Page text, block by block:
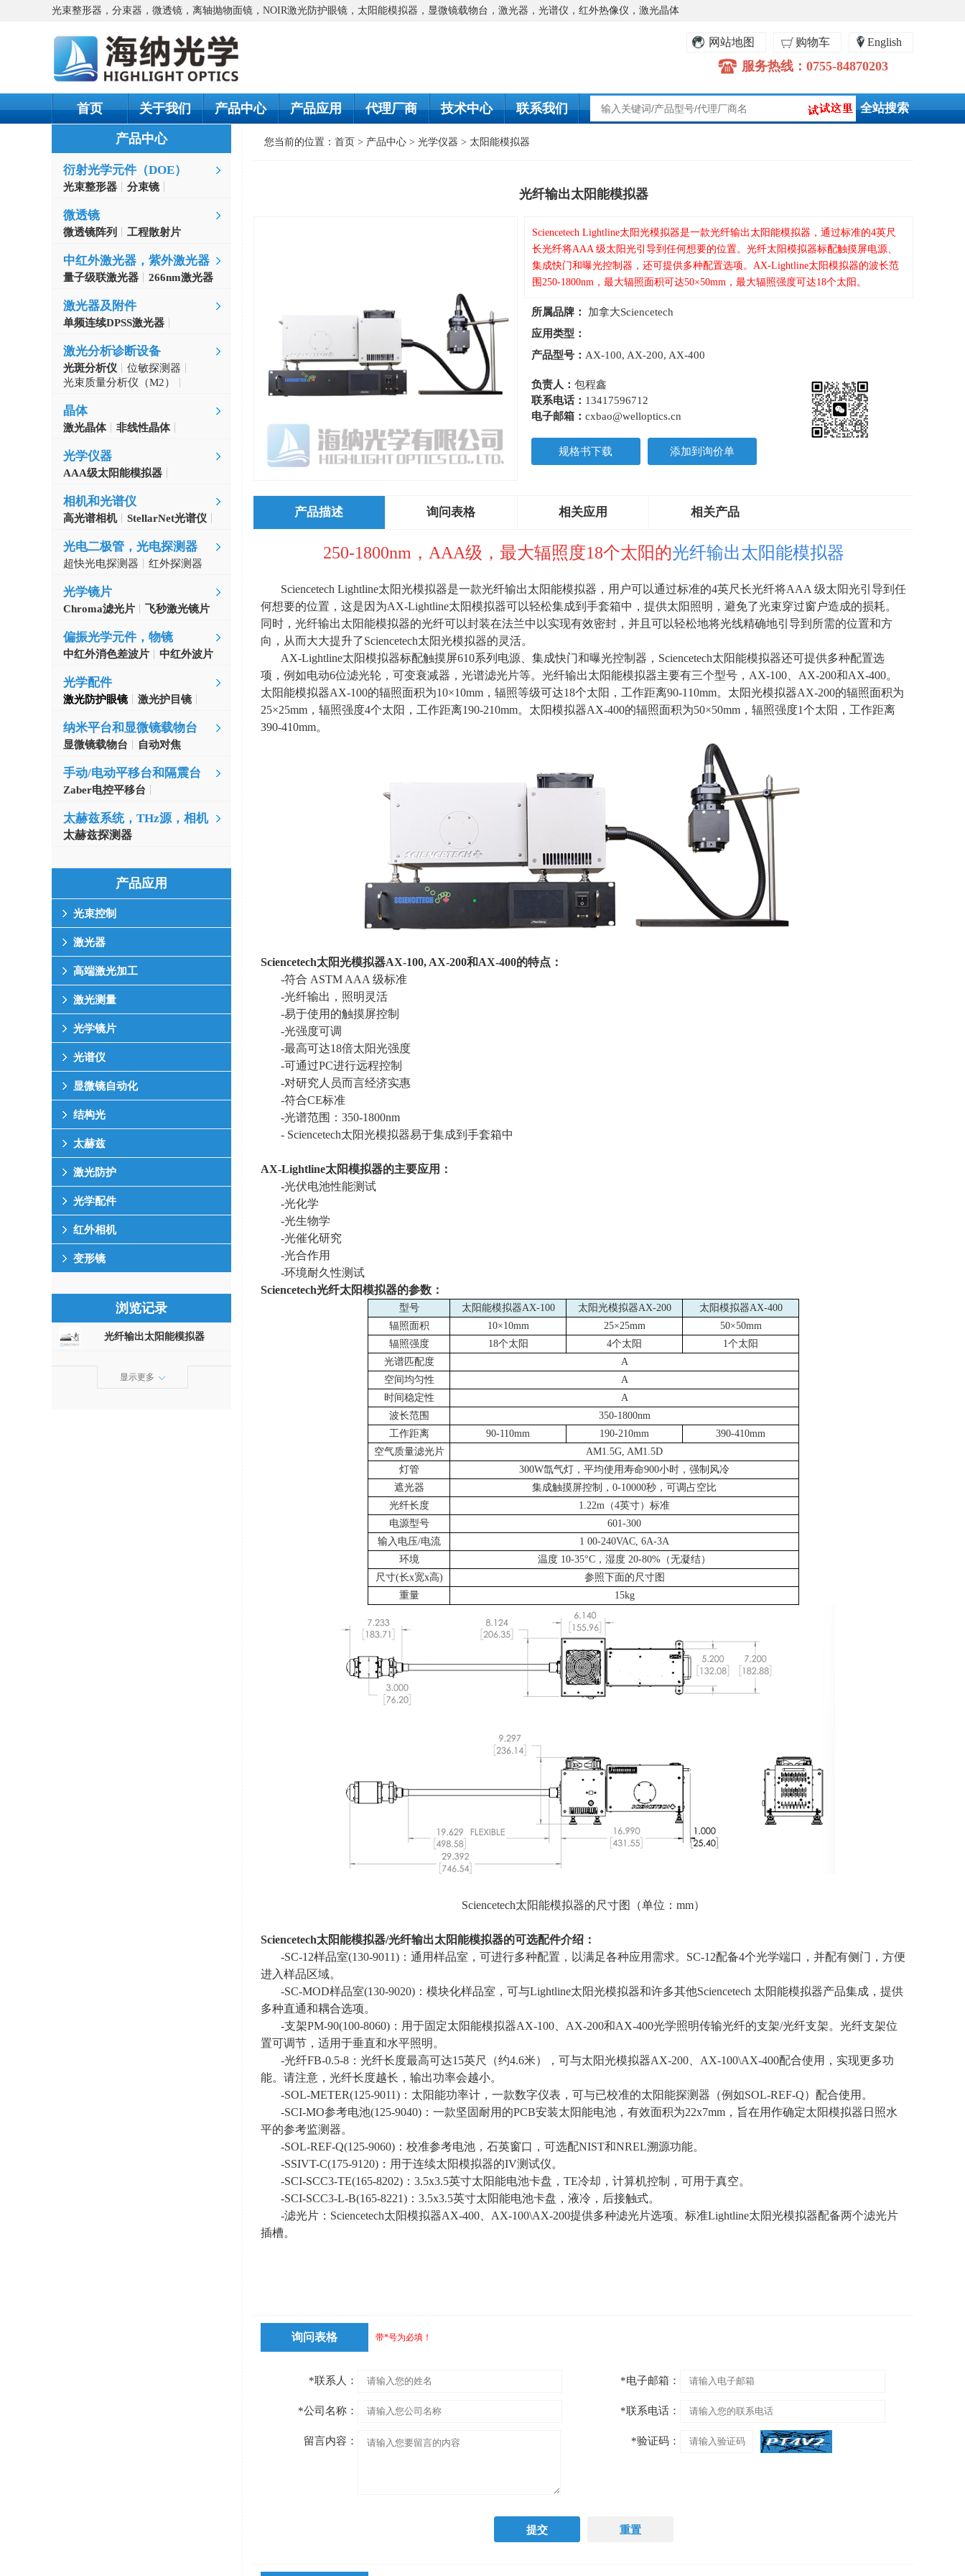
光束整形器，分束器，微透镜，离轴抛物面镜，NOIR激光防护眼镜，太阳能模拟器，显微镜载物台，激光器，光谱仪，红外热像仪，激光晶体
English
购物车
网站地图
服务热线：0755-84870203
首页 关于我们 产品中心 产品应用 代理厂商 技术中心 联系我们
产品中心
衍射光学元件（DOE）
光束整形器
分束镜
微透镜
微透镜阵列 工程散射片
中红外激光器，紫外激光器
量子级联激光器 266nm激光器
激光器及附件
单频连续DPSS激光器
激光分析诊断设备
光斑分析仪
位敏探测器
自准直仪
光束质量分析仪（M2）
晶体
激光晶体
非线性晶体
光学仪器
AAA级太阳能模拟器
相机和光谱仪
高光谱相机 StellarNet光谱仪
光电二极管，光电探测器
超快光电探测器 红外探测器
光学镜片
Chroma滤光片 飞秒激光镜片
偏振光学元件，物镜
中红外消色差波片 中红外波片
光学配件
激光防护眼镜 激光护目镜
纳米平台和显微镜载物台
显微镜载物台 自动对焦
手动/电动平移台和隔震台
Zaber电控平移台
太赫兹系统，THz源，相机
太赫兹探测器
产品应用
光束控制
激光器
高端激光加工
激光测量
光学镜片
光谱仪
显微镜自动化
结构光
太赫兹
激光防护
光学配件
红外相机
变形镜
浏览记录
光纤输出太阳能模拟器
显示更多
您当前的位置： 首页 > 产品中心 > 光学仪器 > 太阳能模拟器
光纤输出太阳能模拟器
Sciencetech Lightline太阳光模拟器是一款光纤输出太阳能模拟器，通过标准的4英尺
长光纤将AAA 级太阳光引导到任何想要的位置。光纤太阳模拟器标配触摸屏电源、
集成快门和曝光控制器，还可提供多种配置选项。AX-Lightline太阳模拟器的波长范
围250-1800nm，最大辐照面积可达50×50mm，最大辐照强度可达18个太阳。
所属品牌：
加拿大Sciencetech
应用类型：
产品型号： AX-100, AX-200, AX-400
负责人： 包程鑫
联系电话： 13417596712
电子邮箱： cxbao@welloptics.cn
规格书下载 添加到询价单
产品描述 询问表格 相关应用 相关产品
250-1800nm，AAA级，最大辐照度18个太阳的光纤输出太阳能模拟器
Sciencetech Lightline太阳光模拟器是一款光纤输出太阳能模拟器，用户可以通过标准的4英尺长光纤将AAA 级太阳光引导到任
何想要的位置，这是因为AX-Lightline太阳模拟器可以轻松集成到手套箱中，提供太阳照明，避免了光束穿过窗户造成的损耗。
同时，光纤输出太阳能模拟器的光纤可以封装在法兰中以实现有效密封，并且可以轻松地将光线精确地引导到所需的位置和方
向，从而大大提升了Sciencetech太阳光模拟器的灵活。
AX-Lightline太阳模拟器标配触摸屏610系列电源、集成快门和曝光控制器， Sciencetech太阳能模拟器还可提供多种配置选
项，例如电动6位滤光轮，可变衰减器，光谱滤光片等。光纤输出太阳能模拟器主要有三个型号， AX-100 AX-200和AX-400。
太阳能模拟器AX-100的辐照面积为10×10mm ，辐照等级可达18个太阳，工作距离90-110mm。太阳光模拟器AX-200的辐照面积为
25×25mm ，辐照强度4个太阳，工作距离190-210mm。太阳模拟器AX-400的辐照面积为50×50mm ，辐照强度1个太阳，工作距离
390-410mm。
Sciencetech太阳光模拟器AX-100, AX-200和AX-400的特点：
-符合 ASTM AAA 级标准
-光纤输出，照明灵活
-易于使用的触摸屏控制
-光强度可调
-最高可达18倍太阳光强度
-可通过PC进行远程控制
-对研究人员而言经济实惠
-符合CE标准
-光谱范围： 350-1800nm
- Sciencetech太阳光模拟器易于集成到手套箱中
AX-Lightline太阳模拟器的主要应用：
-光伏电池性能测试
-光化学
-光生物学
-光催化研究
-光合作用
-环境耐久性测试
Sciencetech光纤太阳模拟器的参数：
型号 太阳能模拟器AX-100 太阳光模拟器AX-200 太阳模拟器AX-400
辐照面积
10×10mm 25×25mm 50×50mm
辐照强度
18个太阳 4个太阳 1个太阳
光谱匹配度
A
空间均匀性
A
时间稳定性
A
波长范围
350-1800nm
工作距离
90-110mm 190-210mm
390-410mm
空气质量滤光片
AM1.5G, AM1.5D
灯管
300W氙气灯，平均使用寿命900小时，强制风冷
遮光器
集成触摸屏控制， 0-10000秒，可调占空比
光纤长度
1.22m（4英寸）标准
电源型号
601-300
输入电压/电流 1 00-240VAC, 6A-3A
环境
温度 10-35°C ，湿度 20-80% （无凝结）
尺寸(长x宽x高)
参照下面的尺寸图
重量
15kg
Sciencetech太阳能模拟器的尺寸图（单位： mm）
Sciencetech太阳能模拟器/光纤输出太阳能模拟器的可选配件介绍：
-SC-12样品室(130-9011) ：通用样品室，可进行多种配置，以满足各种应用需求。 SC-12配备4个光学端口，并配有侧门，方便
进入样品区域。
-SC-MOD样品室(130-9020) ：模块化样品室，可与Lightline太阳光模拟器和许多其他Sciencetech 太阳能模拟器产品集成，提供
多种直通和耦合选项。
-支架PM-90(100-8060) ：用于固定太阳能模拟器AX-100 AX-200和AX-400光学照明传输光纤的支架/光纤支架。光纤支架位
置可调节，适用于垂直和水平照明。
-光纤FB-0.5-8 ：光纤长度最高可达15英尺（约4.6米），可与太阳光模拟器AX-200 AX-100\AX-400配合使用，实现更多功
能。请注意，光纤长度越长，输出功率会越小。
-SOL-METER(125-9011)：太阳能功率计，一款数字仪表，可与已校准的太阳能探测器（例如SOL-REF-Q）配合使用。
-SCI-MO参考电池(125-9040) ：一款坚固耐用的PCB安装太阳能电池，有效面积为22x7mm ，旨在用作确定太阳模拟器日照水
平的参考监测器。
-SOL-REF-Q(125-9060)：校准参考电池，石英窗口，可选配NIST和NREL溯源功能。
-SSIVT-C(175-9120)：用于连续太阳模拟器的IV测试仪。
-SCI-SCC3-TE(165-8202)： 3.5x3.5英寸太阳能电池卡盘， TE冷却，计算机控制，可用于真空。
-SCI-SCC3-L-B(165-8221)： 3.5x3.5英寸太阳能电池卡盘，液冷，后接触式。
-滤光片： Sciencetech太阳模拟器AX-400 AX-100\AX-200提供多种滤光片选项。标准Lightline太阳光模拟器配备两个滤光片
插槽。
询问表格 带*号为必填！
*联系人： *电子邮箱：
*公司名称： *联系电话：
留言内容： *验证码：